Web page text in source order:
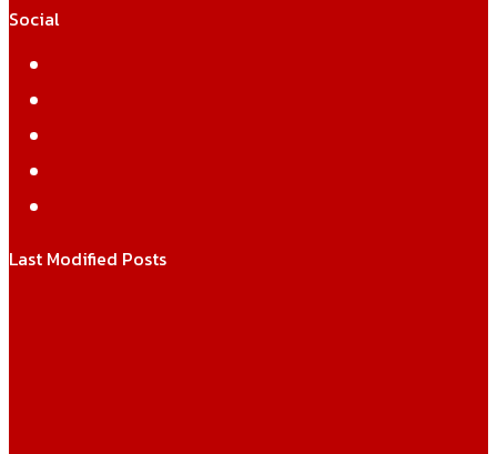
Social
Last Modified Posts